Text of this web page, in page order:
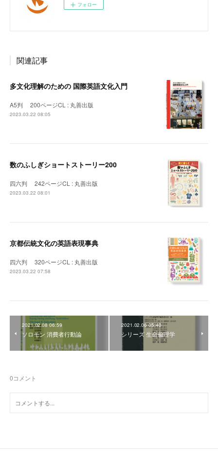
フォロー
関連記事
多文化理解のための 国際英語文化入門
A5判 200ページCL : 丸善出版
2023.03.22 08:05
数のふしぎショートストーリー200
四六判 242ページCL : 丸善出版
2023.03.22 08:01
京都伝統文化の英語表現事典
四六判 320ページCL : 丸善出版
2023.03.22 07:58
2021.02.08 06:59
ソロモン 消費者行動論
2021.02.06 05:40
シリーズ 生命倫理学
0コメント